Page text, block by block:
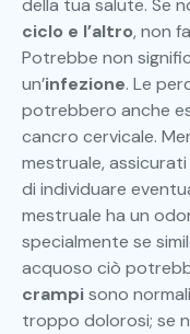
della tua salute. Se
ciclo e l’altro, non
Potrebbe non
un’infezione. Le
potrebbero anche
cancro cervicale.
mestruale, assicurati
di individuare
mestruale ha un
specialmente se
acquoso ciò
crampisono
troppo dolorosi; se